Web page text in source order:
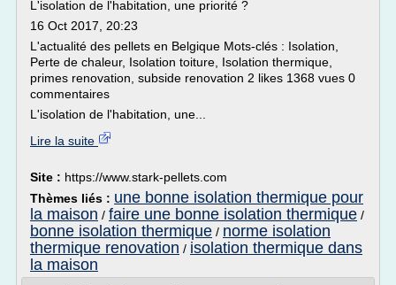
L'isolation de l'habitation, une priorité ?
16 Oct 2017, 20:23
L'actualité des pellets en Belgique Mots-clés : Isolation,
Perte de chaleur, Isolation toiture, Isolation thermique,
primes renovation, subside renovation 2 likes 1368 vues 0
commentaires
L'isolation de l'habitation, une...
Lire la suite
Site : https://www.stark-pellets.com
Thèmes liés : une bonne isolation thermique pour
la maison / faire une bonne isolation thermique /
bonne isolation thermique / norme isolation
thermique renovation / isolation thermique dans
la maison